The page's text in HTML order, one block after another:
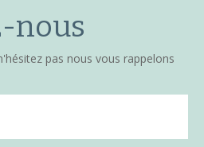
nous
pas nous vous rappelons